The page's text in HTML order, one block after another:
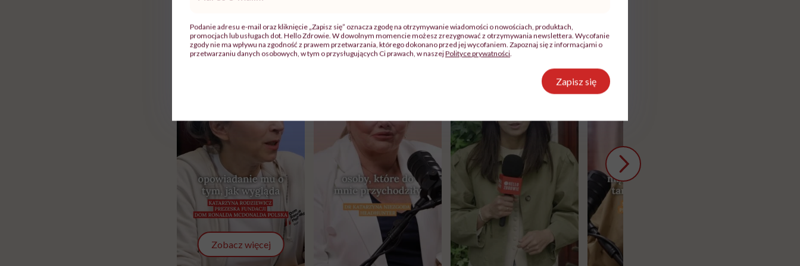
Zobacz więcej
mail*
Podanie adresu e-mail oraz kliknięcie „Zapisz się” oznacza zgodę na otrzymywanie wiadomości o nowościach, produktach,
promocjach lub usługach dot. Hello Zdrowie. W dowolnym momencie możesz zrezygnować z otrzymywania newslettera. Wycofanie
zgody nie ma wpływu na zgodność z prawem przetwarzania, którego dokonano przed jej wycofaniem. Zapoznaj się z informacjami o
przetwarzaniu danych osobowych, w tym o przysługujących Ci prawach, w naszejPolityce prywatności.
Zapisz się